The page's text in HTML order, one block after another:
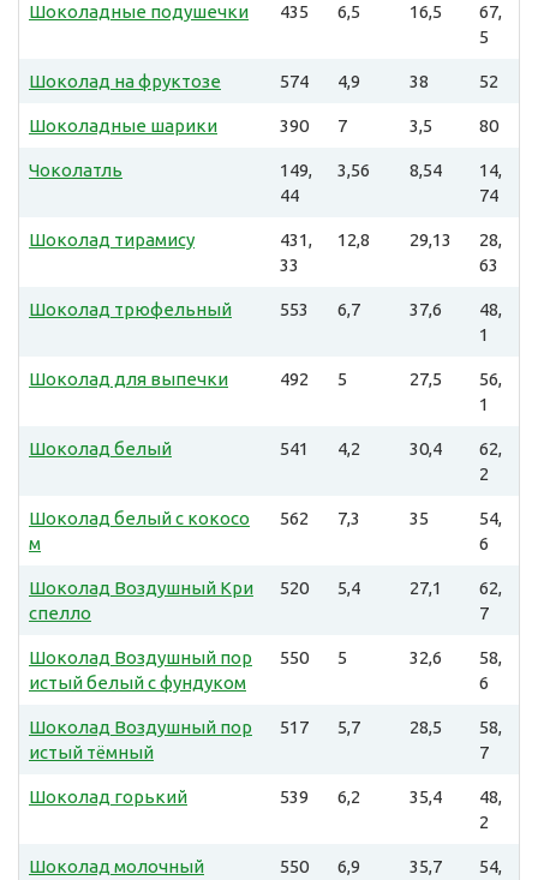
Шоколадные подушечки 435 6,5 16,5
67,
5
Шоколад на фруктозе 574 4,9 38 52
Шоколадные шарики 390 7 3,5 80
Чоколатль
149,
44
3,56 8,54
14,
74
Шоколад тирамису
431,
33
12,8 29,13
28,
63
Шоколад трюфельный 553 6,7 37,6
48,
1
Шоколад для выпечки 492 5 27,5
56,
1
Шоколад белый 541 4,2 30,4
62,
2
Шоколад белый с кокосо
м
562 7,3 35
54,
6
Шоколад Воздушный Кри
спелло
520 5,4 27,1
62,
7
Шоколад Воздушный пор
истый белый с фундуком
550 5 32,6
58,
6
Шоколад Воздушный пор
истый тёмный
517 5,7 28,5
58,
7
Шоколад горький 539 6,2 35,4
48,
2
Шоколад молочный 550 6,9 35,7
54,